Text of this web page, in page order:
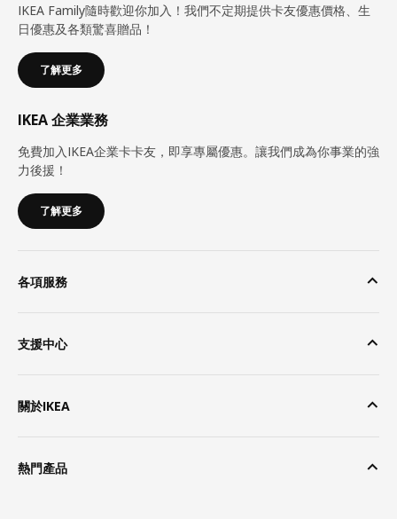
IKEA Family隨時歡迎你加入！我們不定期提供卡友優惠價格、生
日優惠及各類驚喜贈品！
了解更多
IKEA 企業業務
免費加入IKEA企業卡卡友，即享專屬優惠。讓我們成為你事業的強
力後援！
了解更多
各項服務
支援中心
關於IKEA
熱門產品